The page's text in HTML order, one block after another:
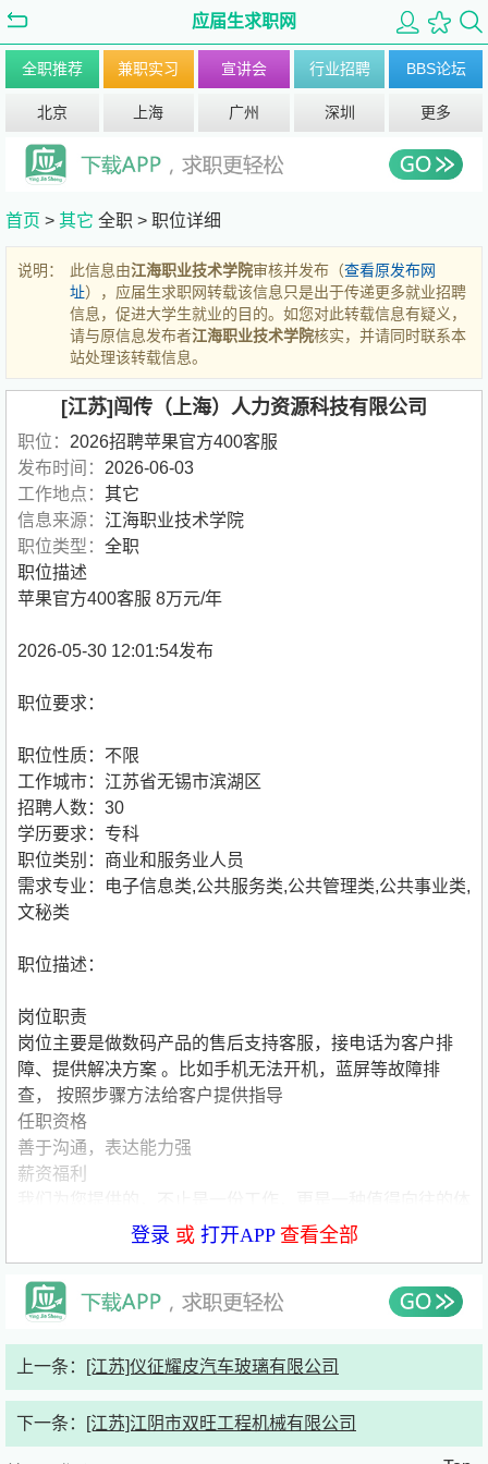
应届生求职网
全职推荐 兼职实习 宣讲会 行业招聘 BBS论坛
北京 上海 广州 深圳 更多
首页 > 其它 全职 > 职位详细
说明： 此信息由江海职业技术学院审核并发布（查看原发布网
址），应届生求职网转载该信息只是出于传递更多就业招聘
信息，促进大学生就业的目的。如您对此转载信息有疑义，
请与原信息发布者江海职业技术学院核实，并请同时联系本
站处理该转载信息。
[江苏]闯传（上海）人力资源科技有限公司
职位： 2026招聘苹果官方400客服
发布时间： 2026-06-03
工作地点： 其它
信息来源： 江海职业技术学院
职位类型： 全职
职位描述
苹果官方400客服 8万元/年
2026-05-30 12:01:54发布
职位要求：
职位性质：不限
工作城市：江苏省无锡市滨湖区
招聘人数：30
学历要求：专科
职位类别：商业和服务业人员
需求专业：电子信息类,公共服务类,公共管理类,公共事业类,
文秘类
职位描述：
岗位职责
岗位主要是做数码产品的售后支持客服，接电话为客户排
障、提供解决方案 。比如手机无法开机，蓝屏等故障排
查， 按照步骤方法给客户提供指导
任职资格
善于沟通，表达能力强
薪资福利
免费双线班车：覆盖主要交通枢纽及居住区，点对点接送，
风雨无阻。
成本。
优雅办公空间：坐落于现代化商业园区，环境舒适，激发工
登录 或 打开APP查看全部
上一条： [江苏]仪征耀皮汽车玻璃有限公司
下一条： [江苏]江阴市双旺工程机械有限公司